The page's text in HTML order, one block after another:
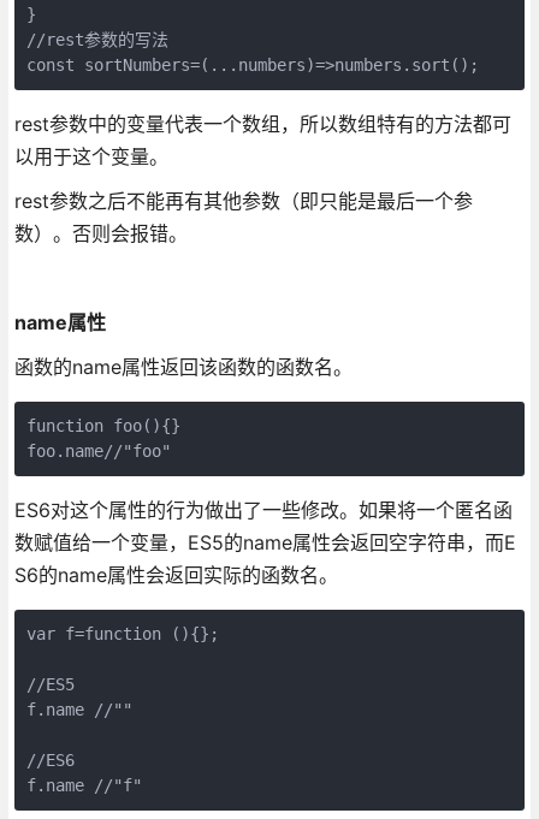
}
//rest参数的写法
const sortNumbers=(...numbers)=>numbers.sort();
rest参数中的变量代表一个数组，所以数组特有的方法都可
以用于这个变量。
rest参数之后不能再有其他参数（即只能是最后一个参
数）。否则会报错。
name属性
函数的name属性返回该函数的函数名。
function foo(){}
foo.name//"foo"
ES6对这个属性的行为做出了一些修改。如果将一个匿名函
数赋值给一个变量，ES5的name属性会返回空字符串，而E
S6的name属性会返回实际的函数名。
var f=function (){};
//ES5
f.name //""
//ES6
f.name //"f"